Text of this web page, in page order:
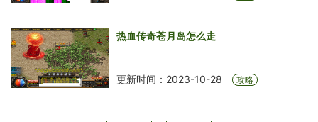
热血传奇苍月岛怎么走
更新时间：2023-10-28 攻略